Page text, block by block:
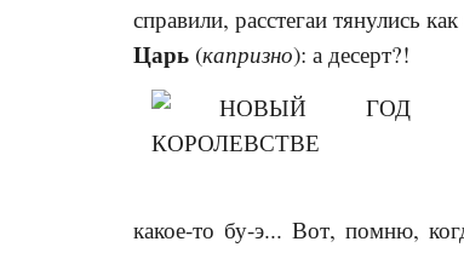
справили, расстегаи тянулись
Царь (капризно): а десерт?!
какое-то бу-э... Вот, помню,